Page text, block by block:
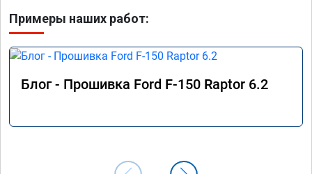
Примеры наших работ:
Блог - Прошивка Ford F-150 Raptor 6.2